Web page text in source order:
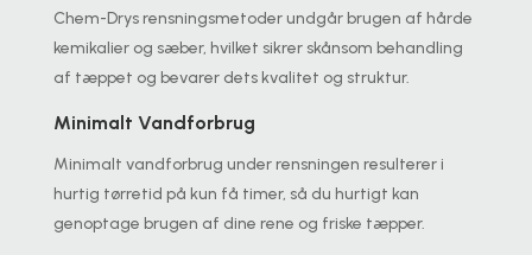
Chem-Drys rensningsmetoder undgår brugen af hårde
kemikalier og sæber, hvilket sikrer skånsom behandling
af tæppet og bevarer dets kvalitet og struktur.
Minimalt Vandforbrug
Minimalt vandforbrug under rensningen resulterer i
hurtig tørretid på kun få timer, så du hurtigt kan
genoptage brugen af dine rene og friske tæpper.